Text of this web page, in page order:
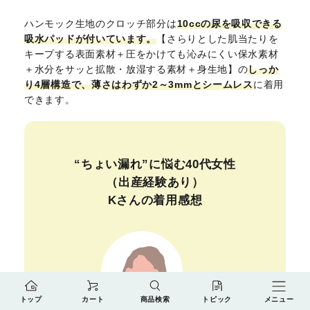
トップ カート 商品検索 トピック メニュー
ハンモック生地のクロッチ部分は10ccの尿を吸収できる
吸水パッドが付いています。 【さらりとした肌当たりを
キープする表面素材＋圧をかけても沁みにくい保水素材
＋水分をサッと拡散・放湿する素材＋身生地】のしっか
り4層構造で、薄さはわずか2～3mmとシームレスに着用
できます。
“ちょい漏れ”に悩む40代女性
（出産経験あり）
Kさんの着用感想